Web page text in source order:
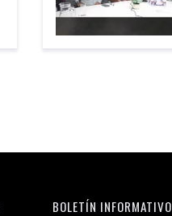
BOLETÍN INFORMATIVO